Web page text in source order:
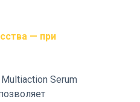
— при
Serum